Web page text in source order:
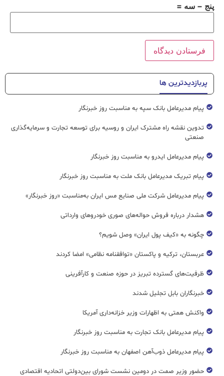
پنج − سه =
پربازدیدترین ها
پیام مدیرعامل بانک سپه به مناسبت روز خبرنگار
تدوین نقشه راه مشترک ایران و روسیه برای توسعه تجارت و سرمایه‌گذاری
صنعتی
پیام مدیرعامل ایدرو به مناسبت روز خبرنگار
پیام تبریک مدیرعامل بانک ملت به مناسبت روز خبرنگار
پیام مدیرعامل شرکت ملی صنایع مس ایران به‌مناسبت «روز خبرنگار»
هشدار درباره فروش حواله‌های صوری خودروهای وارداتی
چگونه به «کیف پول ایران» وصل شویم؟
عربستان، ترکیه و پاکستان «توافقنامه نظامی» امضا کردند
ظرفیت‌های گسترده‌ تبریز در حوزه صنعت و کارآفرینی
خبرنگاران بابل تجلیل شدند
واکنش همتی به اظهارات وزیر خزانه‌داری آمریکا
پیام مدیرعامل بانک تجارت به مناسبت روز خبرنگار
پیام مدیرعامل ذوب‌آهن اصفهان به مناسبت روز خبرنگار
حضور وزیر صمت در دومین نشست شورای بین‌دولتی اتحادیه اقتصادی